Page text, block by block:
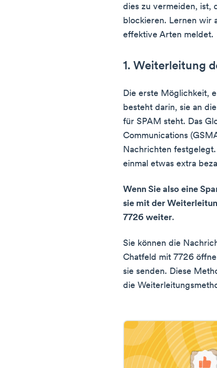
dies zu vermeiden, ist,
blockieren. Lernen wir
effektive Arten meldet.
1. Weiterleitung
Die erste Möglichkeit,
besteht darin, sie an
für SPAM steht. Das
Communications
Nachrichten festgelegt.
einmal etwas extra
Wenn Sie also eine
sie mit der
7726 weiter.
Sie können die
Chatfeld mit 7726
sie senden. Diese
die